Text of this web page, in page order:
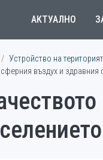
АКТУАЛНО
Устройство на
въздух и здравния